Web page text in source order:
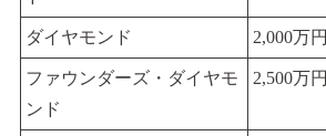
ダイヤモンド 2,000万円
ファウンダーズ・ダイヤモ
ンド
2,500万円